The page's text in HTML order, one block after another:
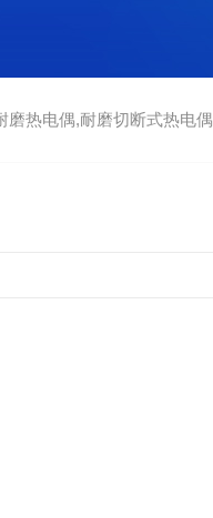
磨热电偶,耐磨切断式热电偶